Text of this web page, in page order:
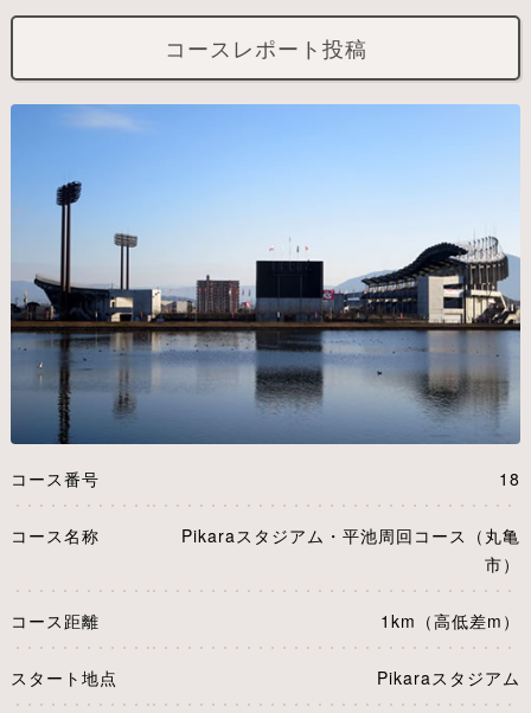
コースレポート投稿
コース番号 18
コース名称
Pikaraスタジアム・平池周回コース（丸亀
市）
コース距離 1km（高低差m）
スタート地点 Pikaraスタジアム